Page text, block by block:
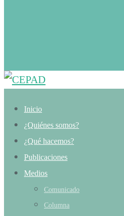
Inicio
¿Quiénes somos?
¿Qué hacemos?
Publicaciones
Medios
Comunicado
Columna